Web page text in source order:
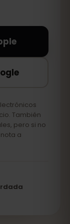
También
pero si no
a